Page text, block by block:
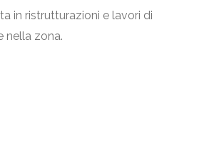
in ristrutturazioni e lavori di
nella zona.